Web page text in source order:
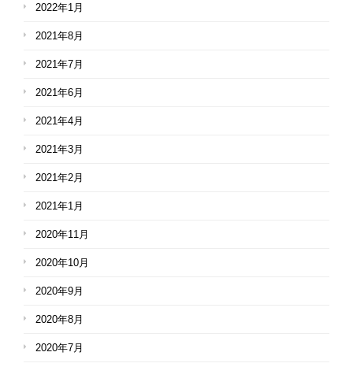
2022年1月
2021年8月
2021年7月
2021年6月
2021年4月
2021年3月
2021年2月
2021年1月
2020年11月
2020年10月
2020年9月
2020年8月
2020年7月